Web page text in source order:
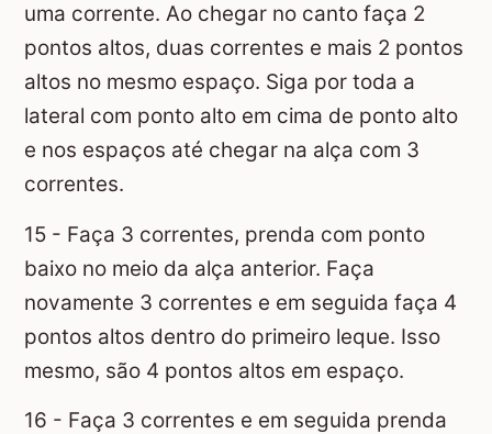
uma corrente. Ao chegar no canto faça 2
pontos altos, duas correntes e mais 2 pontos
altos no mesmo espaço. Siga por toda a
lateral com ponto alto em cima de ponto alto
e nos espaços até chegar na alça com 3
correntes.
15 - Faça 3 correntes, prenda com ponto
baixo no meio da alça anterior. Faça
novamente 3 correntes e em seguida faça 4
pontos altos dentro do primeiro leque. Isso
mesmo, são 4 pontos altos em espaço.
16 - Faça 3 correntes e em seguida prenda